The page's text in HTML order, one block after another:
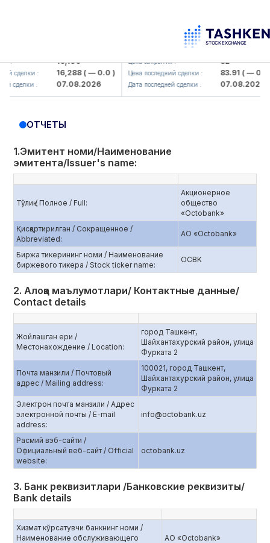
16,100
: 16,288( — 0.0 )
: 07.08.2026
KFSK (<Kafolat sug'urta
Цена закрытия : 82
Цена последний сделки : 83.91 ( — 0.0 )
Дата последней сделки : 07.08.2026
ОТЧЕТЫ
1.Эмитент номи/Наименование
эмитента/Issuer's name:
Тўлиқ / Полное / Full:
Акционерное
общество
«Octobank»
Қисқартирилган / Сокращенное /
Abbreviated:
АО «Octobank»
Биржа тикерининг номи / Наименование
биржевого тикера / Stock ticker name:
OCBK
2. Алоқа маълумотлари/ Контактные данные/
Contact details
Жойлашган ери /
Местонахождение / Location:
город Ташкент,
Шайхантахурский район, улица
Фурката 2
Почта манзили / Почтовый
адрес / Mailing address:
100021, город Ташкент,
Шайхантахурский район, улица
Фурката 2
Электрон почта манзили / Адрес
электронной почты / E-mail
address:
info@octobank.uz
Расмий вэб-сайти /
Официальный веб-сайт / Official
website:
octobank.uz
3. Банк реквизитлари /Банковские реквизиты/
Bank details
Хизмат кўрсатувчи банкнинг номи /
Наименование обслуживающего
АО «Octobank»